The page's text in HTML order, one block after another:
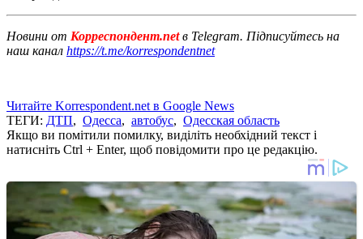
Новини от Корреспондент.netв Telegram. Підписуйтесь на
наш канал https://t.me/korrespondentnet
Читайте Korrespondent.net в Google News
ТЕГИ: ДТП, Одесса, автобус, Одесская область
Якщо ви помітили помилку, виділіть необхідний текст і
натисніть Ctrl + Enter, щоб повідомити про це редакцію.